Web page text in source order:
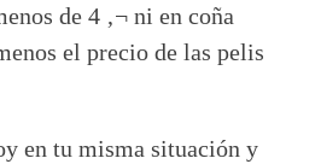
de 4 ‚¬ ni en coña
el precio de las pelis
en tu misma situación y